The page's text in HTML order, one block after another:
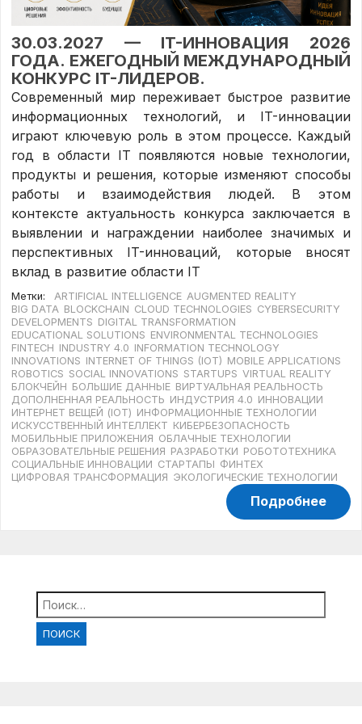
30.03.2027 — IT-ИННОВАЦИЯ 2026
ГОДА. ЕЖЕГОДНЫЙ МЕЖДУНАРОДНЫЙ
КОНКУРС IT-ЛИДЕРОВ.
Современный мир переживает быстрое развитие
информационных технологий, и IT-инновации
играют ключевую роль в этом процессе. Каждый
год в области IT появляются новые технологии,
продукты и решения, которые изменяют способы
работы и взаимодействия людей. В этом
контексте актуальность конкурса заключается в
выявлении и награждении наиболее значимых и
перспективных IT-инноваций, которые вносят
вклад в развитие области IT
Метки: ARTIFICIAL INTELLIGENCE AUGMENTED REALITY
BIG DATA BLOCKCHAIN CLOUD TECHNOLOGIES CYBERSECURITY
DEVELOPMENTS DIGITAL TRANSFORMATION
EDUCATIONAL SOLUTIONS ENVIRONMENTAL TECHNOLOGIES
FINTECH INDUSTRY 4.0 INFORMATION TECHNOLOGY
INNOVATIONS INTERNET OF THINGS (IOT) MOBILE APPLICATIONS
ROBOTICS SOCIAL INNOVATIONS STARTUPS VIRTUAL REALITY
БЛОКЧЕЙН БОЛЬШИЕ ДАННЫЕ ВИРТУАЛЬНАЯ РЕАЛЬНОСТЬ
ДОПОЛНЕННАЯ РЕАЛЬНОСТЬ ИНДУСТРИЯ 4.0 ИННОВАЦИИ
ИНТЕРНЕТ ВЕЩЕЙ (IOT) ИНФОРМАЦИОННЫЕ ТЕХНОЛОГИИ
ИСКУССТВЕННЫЙ ИНТЕЛЛЕКТ КИБЕРБЕЗОПАСНОСТЬ
МОБИЛЬНЫЕ ПРИЛОЖЕНИЯ ОБЛАЧНЫЕ ТЕХНОЛОГИИ
ОБРАЗОВАТЕЛЬНЫЕ РЕШЕНИЯ РАЗРАБОТКИ РОБОТОТЕХНИКА
СОЦИАЛЬНЫЕ ИННОВАЦИИ СТАРТАПЫ ФИНТЕХ
ЦИФРОВАЯ ТРАНСФОРМАЦИЯ ЭКОЛОГИЧЕСКИЕ ТЕХНОЛОГИИ
Подробнее
Найти: